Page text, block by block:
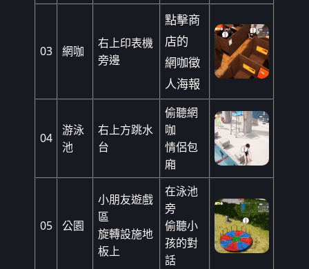
03 網咖
右上印表機
旁邊
點擊商
店的
網咖徵
人海報
04
游泳
池
右上方跳水
台
偷聽網
咖
情侶包
廂
05 公園
小朋友遊戲
區
旋轉設施地
板上
在泳池
旁
偷聽小
孩的對
話